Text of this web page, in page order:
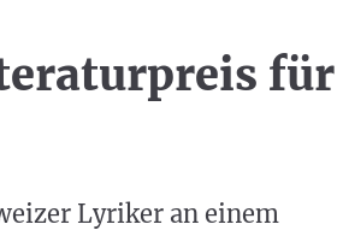
für
Lyriker an einem